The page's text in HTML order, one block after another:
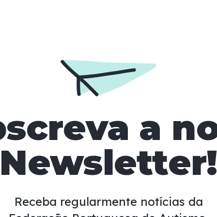
a
Newsletter!
Receba regularmente notícias da